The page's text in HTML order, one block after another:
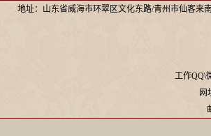
地址：山东省威海市环翠区文化东路/青州市仙客来
工作QQ\
网